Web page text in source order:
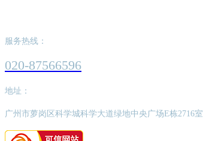
服务热线：
020-87566596
地址：
广州市萝岗区科学城科学大道绿地中央广场E栋2716室